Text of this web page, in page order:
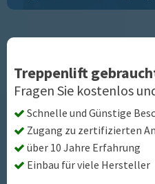
Treppenlift
Fragen Sie kostenlos
Schnelle und Günstige
Zugang zu zertifizierten
über 10 Jahre Erfahrung
Einbau für viele Hersteller